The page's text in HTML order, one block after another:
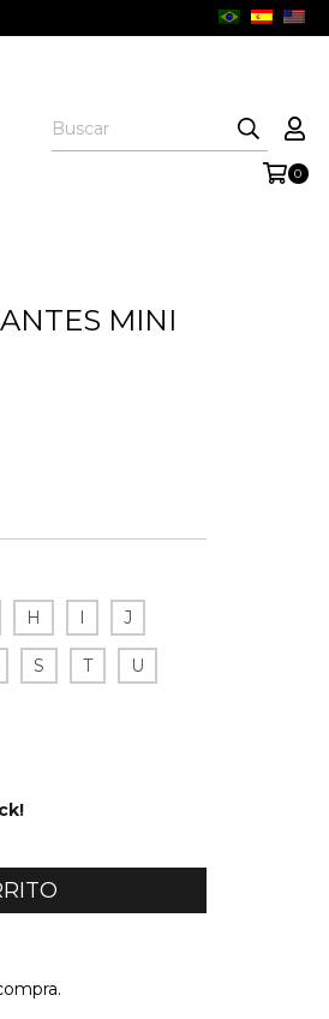
PAIS COLEÇÃO AURORA
0
MINI
H I J
S T U